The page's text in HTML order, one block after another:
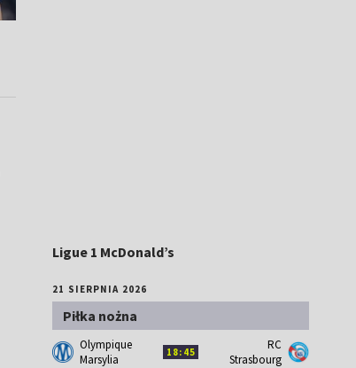
Ligue 1 McDonald’s
21 SIERPNIA 2026
Piłka nożna
Olympique
Marsylia
18:45
RC
Strasbourg